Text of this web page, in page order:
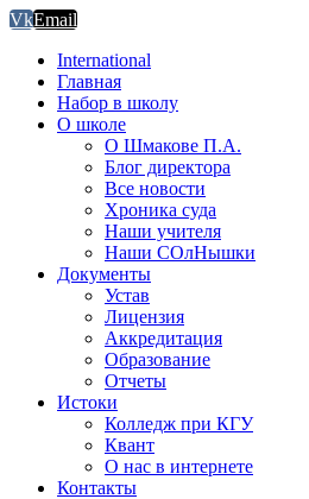
VkEmail
International
Главная
Набор в школу
О школе
О Шмакове П.А.
Блог директора
Все новости
Хроника суда
Наши учителя
Наши СОлНышки
Документы
Устав
Лицензия
Аккредитация
Образование
Отчеты
Истоки
Колледж при КГУ
Квант
О нас в интернете
Контакты